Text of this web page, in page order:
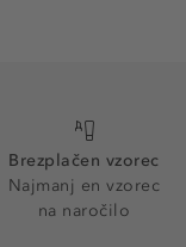
Brezplačen vzorec
Najmanj en vzorec
na naročilo